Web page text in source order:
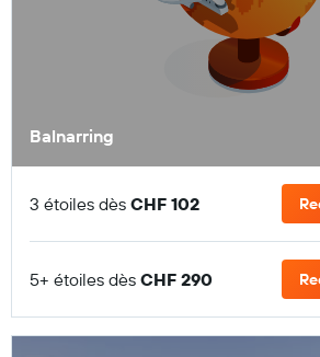
Balnarring
3 étoiles dès CHF 102
5+ étoiles dès CHF 290